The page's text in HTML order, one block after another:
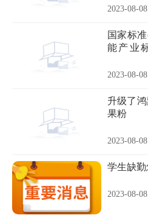
2023-08-
国家标
能产业
2023-08-
升级了
果粉
2023-08-
学生缺勤
2023-08-